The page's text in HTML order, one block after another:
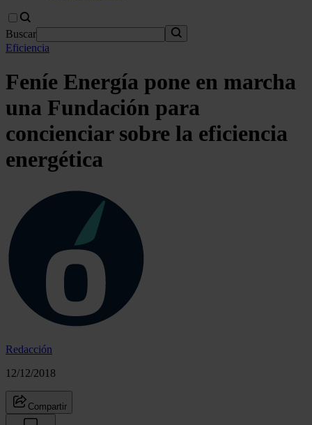
Buscar
Eficiencia
Feníe Energía pone en marcha
una Fundación para
concienciar sobre la eficiencia
energética
Redacción
12/12/2018
Compartir